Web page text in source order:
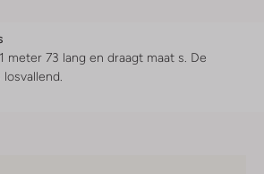
meter 73 lang en draagt maat s. De
losvallend